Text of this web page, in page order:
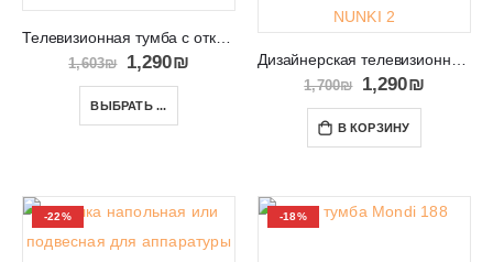
Телевизионная тумба с открытой полкой и ящиками ANETTE-RTV 151
1,603₪ 1,290₪
ВЫБРАТЬ ...
1,700₪ 1,290₪
В КОРЗИНУ
-22% -18%